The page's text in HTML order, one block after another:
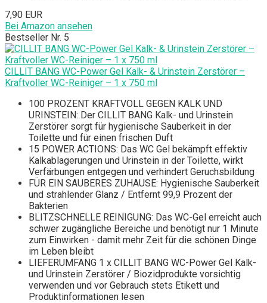
7,90 EUR
Bei Amazon ansehen
Bestseller Nr. 5
CILLIT BANG WC-Power Gel Kalk- & Urinstein Zerstörer –
Kraftvoller WC-Reiniger – 1 x 750 ml
100 PROZENT KRAFTVOLL GEGEN KALK UND
URINSTEIN: Der CILLIT BANG Kalk- und Urinstein
Zerstörer sorgt für hygienische Sauberkeit in der
Toilette und für einen frischen Duft
15 POWER ACTIONS: Das WC Gel bekämpft effektiv
Kalkablagerungen und Urinstein in der Toilette, wirkt
Verfärbungen entgegen und verhindert Geruchsbildung
FÜR EIN SAUBERES ZUHAUSE: Hygienische Sauberkeit
und strahlender Glanz / Entfernt 99,9 Prozent der
Bakterien
BLITZSCHNELLE REINIGUNG: Das WC-Gel erreicht auch
schwer zugängliche Bereiche und benötigt nur 1 Minute
zum Einwirken - damit mehr Zeit für die schönen Dinge
im Leben bleibt
LIEFERUMFANG 1 x CILLIT BANG WC-Power Gel Kalk-
und Urinstein Zerstörer / Biozidprodukte vorsichtig
verwenden und vor Gebrauch stets Etikett und
Produktinformationen lesen